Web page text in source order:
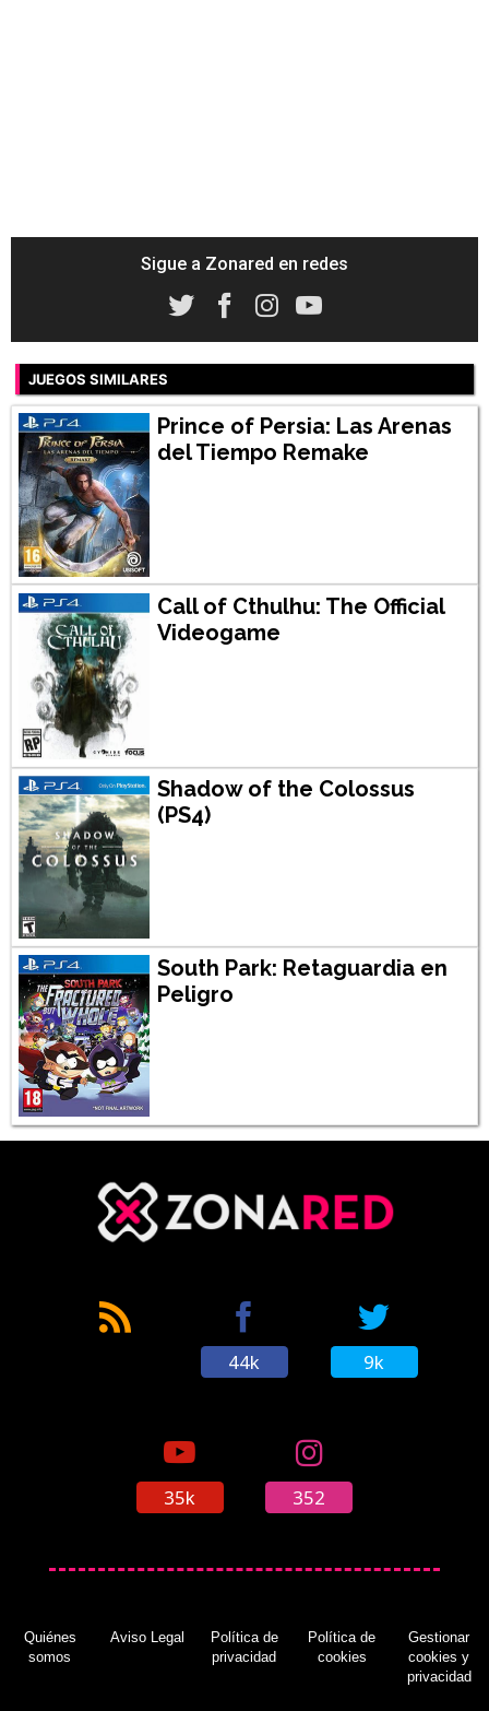
Sigue a Zonared en redes
JUEGOS SIMILARES
Prince of Persia: Las Arenas
del Tiempo Remake
Call of Cthulhu: The Official
Videogame
Shadow of the Colossus
(PS4)
South Park: Retaguardia en
Peligro
44k 9k
35k 352
Quiénes
somos
Aviso Legal
Política de
privacidad
Política de
cookies
Gestionar
cookies y
privacidad